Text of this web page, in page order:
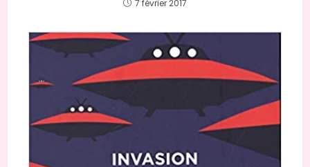
7 février 2017